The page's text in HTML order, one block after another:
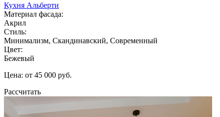
Кухня Альберти
Материал фасада:
Акрил
Стиль:
Минимализм, Скандинавский, Современный
Цвет:
Бежевый
Цена: от 45 000 руб.
Рассчитать